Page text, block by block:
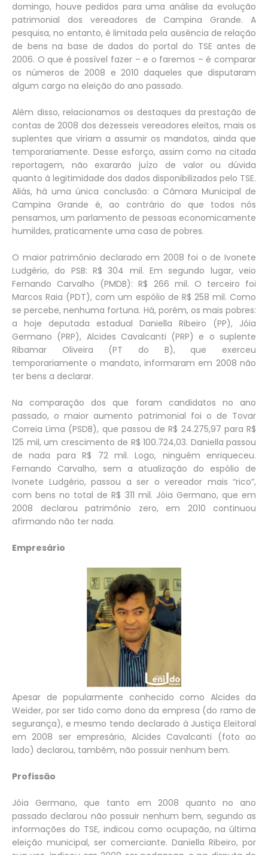
domingo, houve pedidos para uma análise da evolução
patrimonial dos vereadores de Campina Grande. A
pesquisa, no entanto, é limitada pela ausência de relação
de bens na base de dados do portal do TSE antes de
2006. O que é possível fazer – e o faremos – é comparar
os números de 2008 e 2010 daqueles que disputaram
algum cargo na eleição do ano passado.
Além disso, relacionamos os destaques da prestação de
contas de 2008 dos dezesseis vereadores eleitos, mais os
suplentes que viriam a assumir os mandatos, ainda que
temporariamente. Desse esforço, assim como na citada
reportagem, não exararão juízo de valor ou dúvida
quanto à legitimidade dos dados disponibilizados pelo TSE.
Aliás, há uma única conclusão: a Câmara Municipal de
Campina Grande é, ao contrário do que todos nós
pensamos, um parlamento de pessoas economicamente
humildes, praticamente uma casa de pobres.
O maior patrimônio declarado em 2008 foi o de Ivonete
Ludgério, do PSB: R$ 304 mil. Em segundo lugar, veio
Fernando Carvalho (PMDB): R$ 266 mil. O terceiro foi
Marcos Raia (PDT), com um espólio de R$ 258 mil. Como
se percebe, nenhuma fortuna. Há, porém, os mais pobres:
a hoje deputada estadual Daniella Ribeiro (PP), Jóia
Germano (PRP), Alcides Cavalcanti (PRP) e o suplente
Ribamar Oliveira (PT do B), que exerceu
temporariamente o mandato, informaram em 2008 não
ter bens a declarar.
Na comparação dos que foram candidatos no ano
passado, o maior aumento patrimonial foi o de Tovar
Correia Lima (PSDB), que passou de R$ 24.275,97 para R$
125 mil, um crescimento de R$ 100.724,03. Daniella passou
de nada para R$ 72 mil. Logo, ninguém enriqueceu.
Fernando Carvalho, sem a atualização do espólio de
Ivonete Ludgério, passou a ser o vereador mais “rico”,
com bens no total de R$ 311 mil. Jóia Germano, que em
2008 declarou patrimônio zero, em 2010 continuou
afirmando não ter nada.
Empresário
Apesar de popularmente conhecido como Alcides da
Weider, por ser tido como dono da empresa (do ramo de
segurança), e mesmo tendo declarado à Justiça Eleitoral
em 2008 ser empresário, Alcides Cavalcanti (foto ao
lado) declarou, também, não possuir nenhum bem.
Profissão
Jóia Germano, que tanto em 2008 quanto no ano
passado declarou não possuir nenhum bem, segundo as
informações do TSE, indicou como ocupação, na última
eleição municipal, ser comerciante. Daniella Ribeiro, por